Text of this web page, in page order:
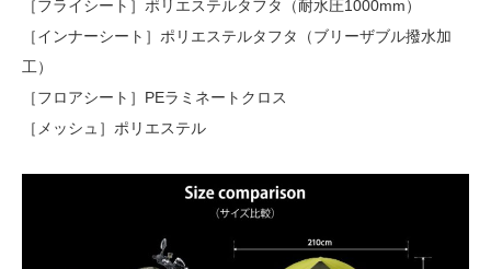
［フライシート］ポリエステルタフタ（耐水圧1000mm）
［インナーシート］ポリエステルタフタ（ブリーザブル撥水加
工）
［フロアシート］PEラミネートクロス
［メッシュ］ポリエステル